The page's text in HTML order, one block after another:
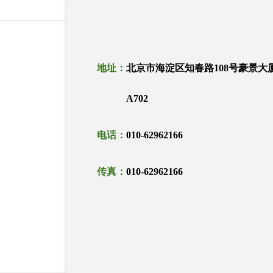
地址： 北京市海淀区知春路108号豪景大
A702
电话： 010-62962166
传真： 010-62962166